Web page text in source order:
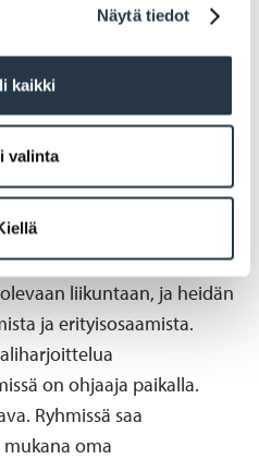
Näytä tiedot
kaikki
valinta
Ryhmään on
toimii Jarno
kuntonyrkkeilyyn
soveltuvat niille henkilöille,
toimintakyvyn
tilanteen vuoksi vaikea
liikuntaan, ja heidän
ja erityisosaamista.
on ohjaaja paikalla.
Ryhmissä saa
oma